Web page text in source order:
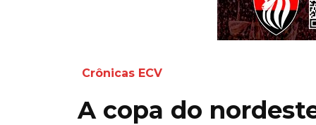
Crônicas ECV
A copa do